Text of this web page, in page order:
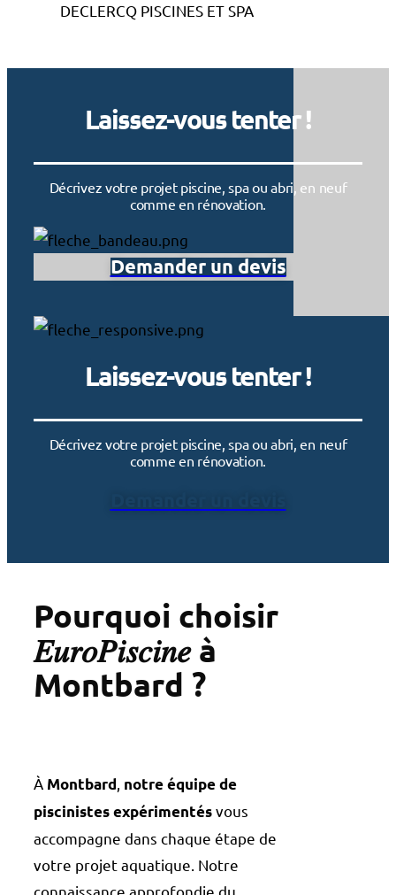
DECLERCQ PISCINES ET SPA
Laissez-vous tenter !
Décrivez votre projet piscine, spa ou abri, en neuf
comme en rénovation.
Demander un devis
Laissez-vous tenter !
Décrivez votre projet piscine, spa ou abri, en neuf
comme en rénovation.
Pourquoi choisir
𝐸𝑢𝑟𝑜𝑃𝑖𝑠𝑐𝑖𝑛𝑒 à
Montbard ?
À Montbard notre équipe de
piscinistes expérimentésvous
accompagne dans chaque étape de
votre projet aquatique. Notre
connaissance approfondie du